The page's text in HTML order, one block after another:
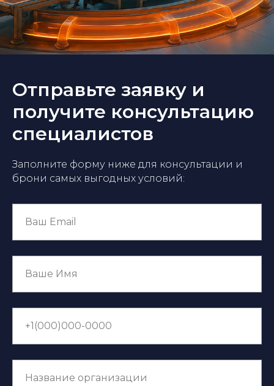
Отправьте заявку и
получите консультацию
специалистов
Заполните форму ниже для консультации и
брони самых выгодных условий: